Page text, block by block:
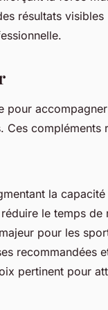
résultats visibles
pour
Ces compléments
la
le temps de
pour les
recommandées
pertinent pour